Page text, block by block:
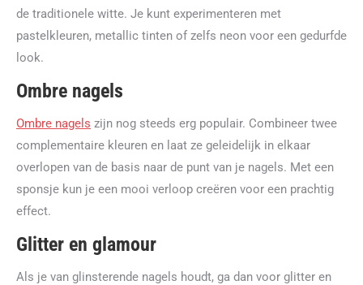
de traditionele witte. Je kunt experimenteren met
pastelkleuren, metallic tinten of zelfs neon voor een gedurfde
look.
Ombre nagels
Ombre nagels zijn nog steeds erg populair. Combineer twee
complementaire kleuren en laat ze geleidelijk in elkaar
overlopen van de basis naar de punt van je nagels. Met een
sponsje kun je een mooi verloop creëren voor een prachtig
effect.
Glitter en glamour
Als je van glinsterende nagels houdt, ga dan voor glitter en